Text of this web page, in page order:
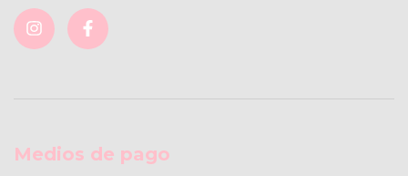
Medios de pago